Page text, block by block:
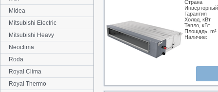
Страна
Инверторный
Гарантия
Холод, кВт
Тепло, кВт
Площадь, m²
Наличие:
Midea
Mitsubishi Electric
Mitsubishi Heavy
Neoclima
Roda
Royal Clima
Royal Thermo